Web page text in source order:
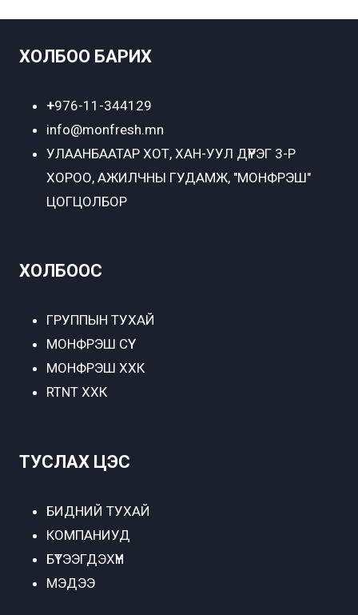
ХОЛБОО БАРИХ
+976-11-344129
info@monfresh.mn
УЛААНБААТАР ХОТ, ХАН-УУЛ ДҮҮРЭГ 3-Р
ХОРОО, АЖИЛЧНЫ ГУДАМЖ, "МОНФРЭШ"
ЦОГЦОЛБОР
ХОЛБООС
ГРУППЫН ТУХАЙ
МОНФРЭШ СҮҮ
МОНФРЭШ ХХК
RTNT ХХК
ТУСЛАХ ЦЭС
БИДНИЙ ТУХАЙ
КОМПАНИУД
БҮТЭЭГДЭХҮҮН
МЭДЭЭ